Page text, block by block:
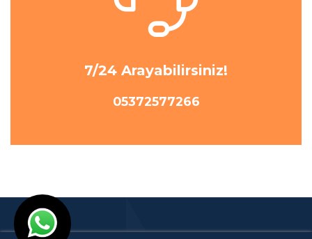
7/24 Arayabilirsiniz!
05372577266
© Ankara Klima Servisi 2001- 2023 I TasarımAnkara Hosting